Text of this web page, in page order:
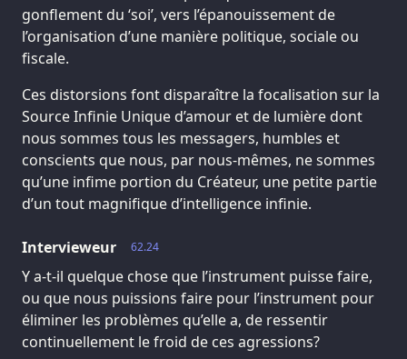
gonflement du ‘soi’, vers l’épanouissement de
l’organisation d’une manière politique, sociale ou
fiscale.
Ces distorsions font disparaître la focalisation sur la
Source Infinie Unique d’amour et de lumière dont
nous sommes tous les messagers, humbles et
conscients que nous, par nous-mêmes, ne sommes
qu’une infime portion du Créateur, une petite partie
d’un tout magnifique d’intelligence infinie.
62.24
Intervieweur
Y a-t-il quelque chose que l’instrument puisse faire,
ou que nous puissions faire pour l’instrument pour
éliminer les problèmes qu’elle a, de ressentir
continuellement le froid de ces agressions?